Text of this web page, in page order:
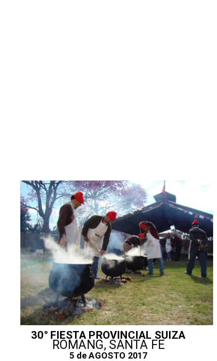
30° FIESTA PROVINCIAL SUIZA
ROMANG, SANTA FE
5 de AGOSTO 2017